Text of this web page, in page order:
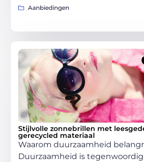
Aanbiedingen
Stijlvolle zonnebrillen met
gerecycled materiaal
Waarom duurzaamheid
Duurzaamheid is